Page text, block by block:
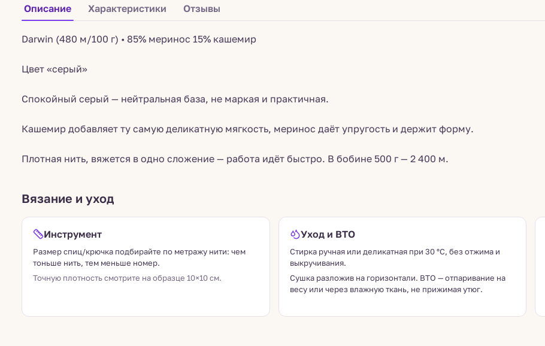
Описание Характеристики Отзывы
Darwin (480 м/100 г) • 85% меринос 15% кашемир
Цвет «серый»
Спокойный серый — нейтральная база, не маркая и практичная.
Кашемир добавляет ту самую деликатную мягкость, меринос даёт упругость и держит форму.
Плотная нить, вяжется в одно сложение — работа идёт быстро. В бобине 500 г — 2 400 м.
Вязание и уход
Инструмент
Размер спиц/крючка подбирайте по метражу нити: чем
тоньше нить, тем меньше номер.
Точную плотность смотрите на образце 10×10 см.
Уход и ВТО
Стирка ручная или деликатная при 30 °C, без отжима и
выкручивания.
Сушка разложив на горизонтали. ВТО — отпаривание на
весу или через влажную ткань, не прижимая утюг.